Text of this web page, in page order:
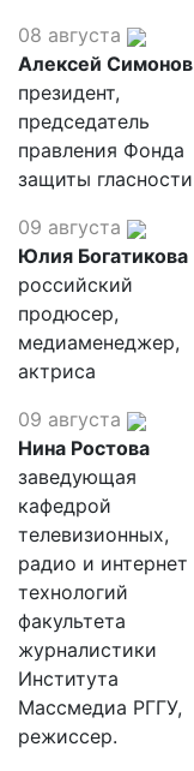
08 августа
Алексей Симонов
президент,
председатель
правления Фонда
защиты гласности
09 августа
Юлия Богатикова
российский
продюсер,
медиаменеджер,
актриса
09 августа
Нина Ростова
заведующая
кафедрой
телевизионных,
радио и интернет
технологий
факультета
журналистики
Института
Массмедиа РГГУ,
режиссер.